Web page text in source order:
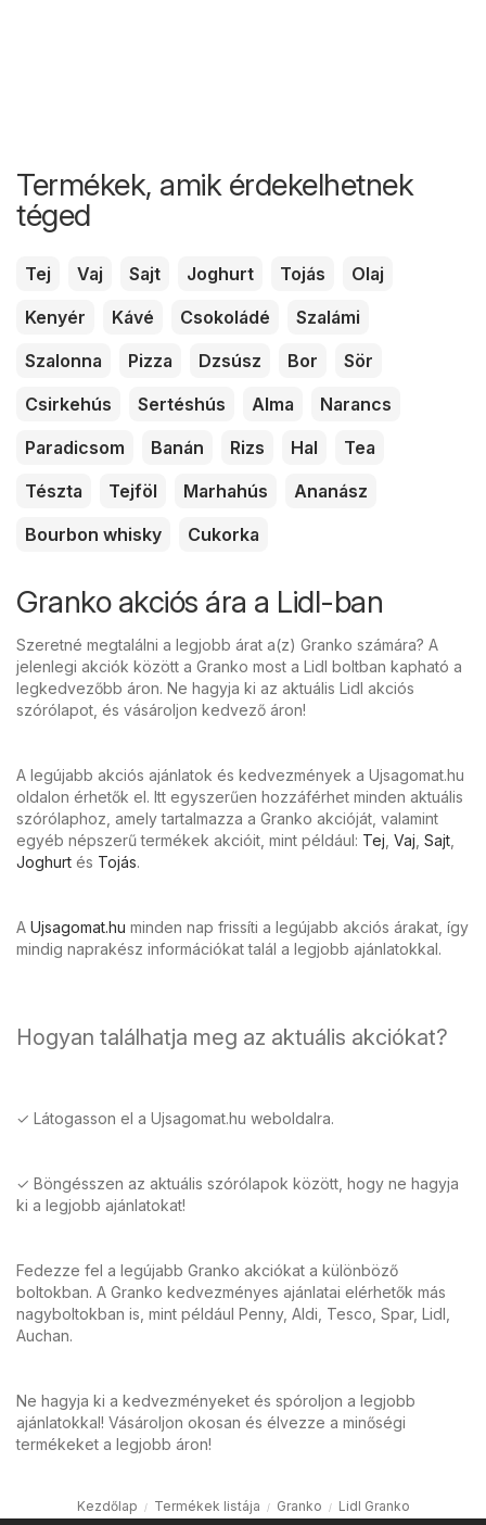
Termékek, amik érdekelhetnek
téged
Tej Vaj Sajt Joghurt Tojás
Olaj
Kenyér
Kávé Csokoládé
Szalámi
Szalonna
Pizza Dzsúsz Bor
Sör
Csirkehús
Sertéshús Alma
Narancs
Paradicsom
Banán Rizs Hal
Tea
Tészta
Tejföl Marhahús
Ananász
Bourbon whisky
Cukorka
Granko akciós ára a Lidl-ban
Szeretné megtalálni a legjobb árat a(z) Granko számára? A
jelenlegi akciók között a Granko most a Lidl boltban kapható a
legkedvezőbb áron. Ne hagyja ki az aktuális Lidl akciós
szórólapot, és vásároljon kedvező áron!
A legújabb akciós ajánlatok és kedvezmények a Ujsagomat.hu
oldalon érhetők el. Itt egyszerűen hozzáférhet minden aktuális
szórólaphoz, amely tartalmazza a Granko akcióját, valamint
egyéb népszerű termékek akcióit, mint például: Tej Vaj Sajt
Joghurt és Tojás.
A Ujsagomat.hu minden nap frissíti a legújabb akciós árakat, így
mindig naprakész információkat talál a legjobb ajánlatokkal.
Hogyan találhatja meg az aktuális akciókat?
✓ Látogasson el a Ujsagomat.hu weboldalra.
✓ Böngésszen az aktuális szórólapok között, hogy ne hagyja
ki a legjobb ajánlatokat!
Fedezze fel a legújabb Granko akciókat a különböző
boltokban. A Granko kedvezményes ajánlatai elérhetők más
nagyboltokban is, mint például Penny, Aldi, Tesco, Spar, Lidl,
Auchan.
Ne hagyja ki a kedvezményeket és spóroljon a legjobb
ajánlatokkal! Vásároljon okosan és élvezze a minőségi
termékeket a legjobb áron!
Kezdőlap Termékek listája Granko Lidl Granko